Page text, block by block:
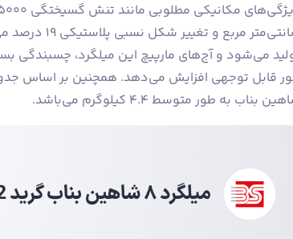
می‌شود و آج‌های مارپیچ این میلگرد، چسبندگی
بناب به طور متوسط ۴.۴ کیلوگرم می‌باشد.